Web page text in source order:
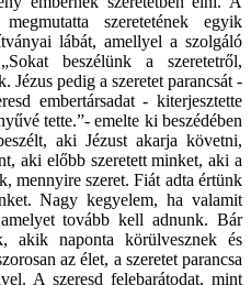
szeretetének egyik
lábát, amellyel a szolgáló
beszélünk a szeretetről,
Jézus pedig a szeretet parancsát -
embertársadat - kiterjesztette
tette.”- emelte ki beszédében
aki Jézust akarja követni,
aki előbb szeretett minket, aki a
mennyire szeret. Fiát adta értünk
Nagy kegyelem, ha valamit
tovább kell adnunk. Bár
akik naponta körülvesznek és
az élet, a szeretet parancsa
A szeresd felebarátodat, mint